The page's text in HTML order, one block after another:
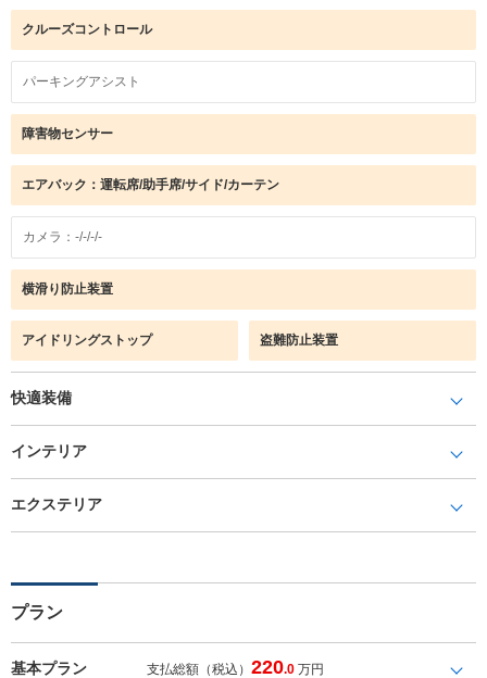
クルーズコントロール
パーキングアシスト
障害物センサー
エアバック：運転席/助手席/サイド/カーテン
カメラ：-/-/-/-
横滑り防止装置
アイドリングストップ 盗難防止装置
快適装備
インテリア
エクステリア
プラン
基本プラン 支払総額（税込）220.0 万円